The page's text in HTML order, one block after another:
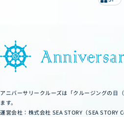
g
アニバーサリークルーズは「クルージングの日
ます。
運営会社：株式会社 SEA STORY（SEA STORY